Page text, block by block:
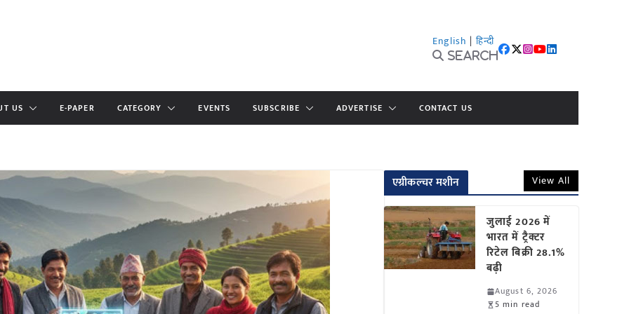
English | हिन्दी
Search
US E-PAPER CATEGORY EVENTS SUBSCRIBE ADVERTISE CONTACT US
एग्रीकल्चर मशीन View All
जुलाई 2026 में
भारत में ट्रैक्टर
रिटेल बिक्री 28.1%
बढ़ी
August 6, 2026
5 min read